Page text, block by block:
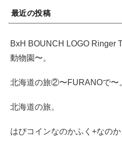
最近の投稿
BxH BOUNCH LOGO Ringer
動物園〜。
北海道の旅②〜FURANOで〜
北海道の旅。
はぴコインなのかふく+なのか